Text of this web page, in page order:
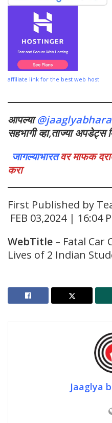
affiliate link for the best web host
आपल्या
सहभागी व्हा,ताज्या अपडेट्स
जागल्याभारतवर माफक
करा
First Published by
FEB 03,2024 | 16:04
WebTitle – Fatal Car
Lives of 2 Indian
Jaaglya